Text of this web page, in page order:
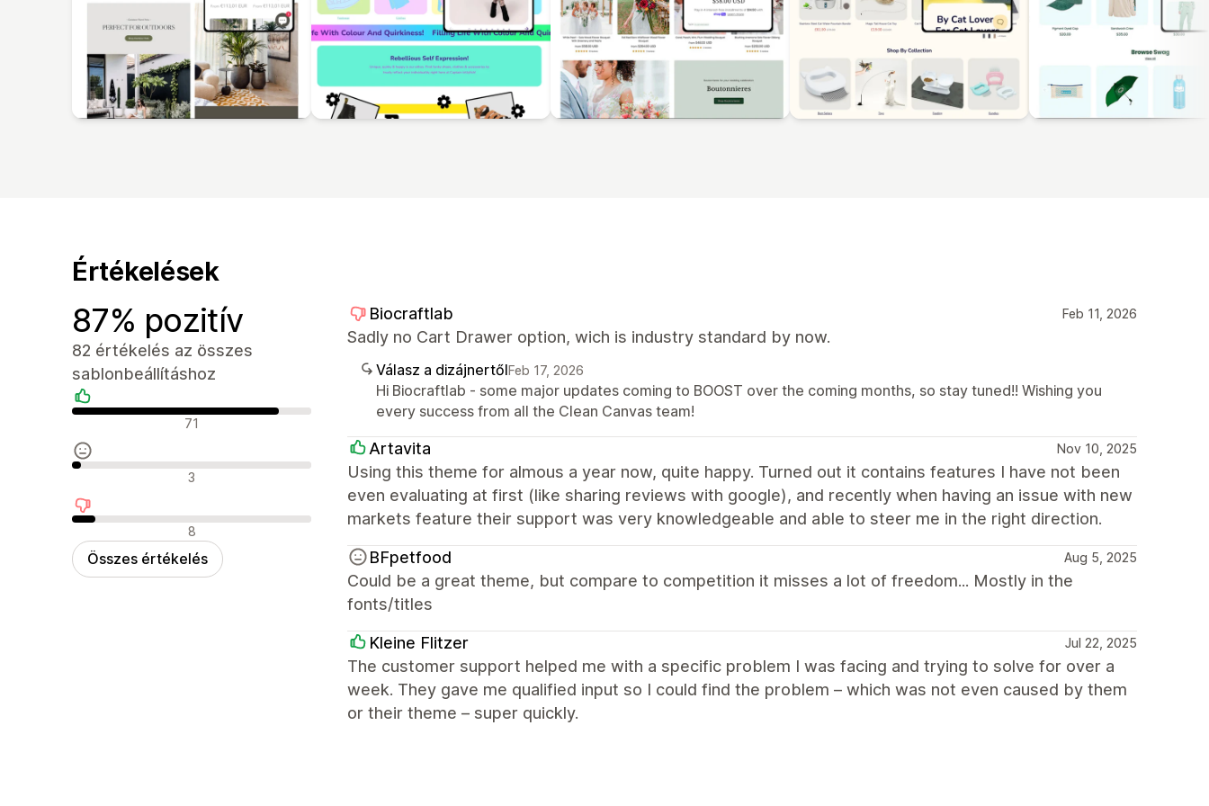
Értékelések
87% pozitív
82 értékelés az összes
sablonbeállításhoz
Pozitív értékelések
71
Semleges értékelések
3
Negatív értékelések
8
Összes értékelés
Biocraftlab Feb 11, 2026
Sadly no Cart Drawer option, wich is industry standard by now.
Válasz a dizájnertőlFeb 17, 2026
Hi Biocraftlab - some major updates coming to BOOST over the coming months, so stay tuned!! Wishing you
every success from all the Clean Canvas team!
Artavita Nov 10, 2025
Using this theme for almous a year now, quite happy. Turned out it contains features I have not been
even evaluating at first (like sharing reviews with google), and recently when having an issue with new
markets feature their support was very knowledgeable and able to steer me in the right direction.
BFpetfood Aug 5, 2025
Could be a great theme, but compare to competition it misses a lot of freedom... Mostly in the
fonts/titles
Kleine Flitzer Jul 22, 2025
The customer support helped me with a specific problem I was facing and trying to solve for over a
week. They gave me qualified input so I could find the problem – which was not even caused by them
or their theme – super quickly.